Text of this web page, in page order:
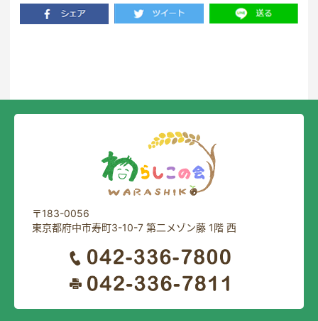
〒183-0056
東京都府中市寿町3-10-7 第二メゾン藤 1階 西